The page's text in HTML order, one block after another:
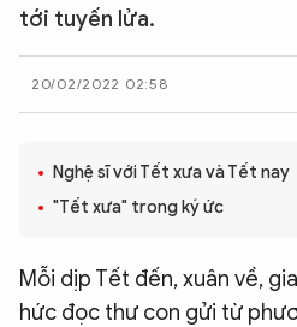
PHÁP LUẬT
QUỐC TẾ
tới tuyến lửa.
20/02/2022 02:58
Nghệ sĩ với Tết xưa và Tết nay
"Tết xưa" trong ký ức
Mỗi dịp Tết đến, xuân về,
hức đọc thư con gửi từ